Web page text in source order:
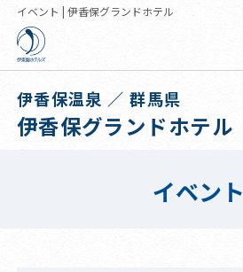
イベント | 伊香保グランドホテル
伊香保温泉 ／ 群馬県
伊香保グランドホテル
イベント